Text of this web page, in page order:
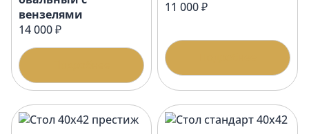
вензелями
14 000 ₽
11 000 ₽